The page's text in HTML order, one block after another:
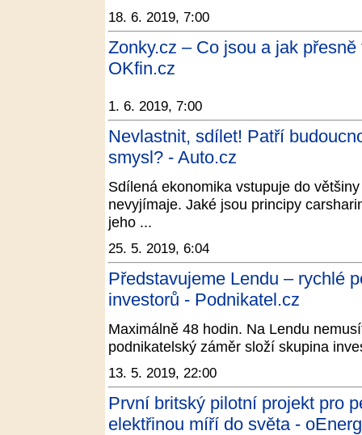
18. 6. 2019, 7:00
Zonky.cz – Co jsou a jak
OKfin.cz
1. 6. 2019, 7:00
Nevlastnit, sdílet! Patří
smysl? - Auto.cz
Sdílená ekonomika vstupuje do
nevyjímaje. Jaké jsou principy
jeho ...
25. 5. 2019, 6:04
Představujeme Lendu – rychlé
investorů - Podnikatel.cz
Maximálně 48 hodin. Na Lendu
podnikatelský záměr složí skupina
13. 5. 2019, 22:00
První britský pilotní projekt pro
elektřinou míří do světa -